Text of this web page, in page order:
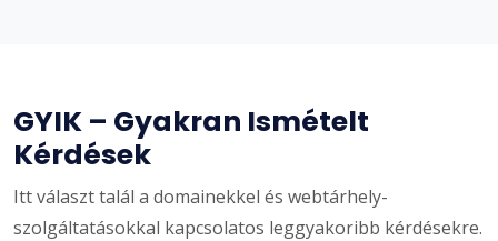
GYIK – Gyakran Ismételt
Kérdések
Itt választ talál a domainekkel és webtárhely-
szolgáltatásokkal kapcsolatos leggyakoribb kérdésekre.